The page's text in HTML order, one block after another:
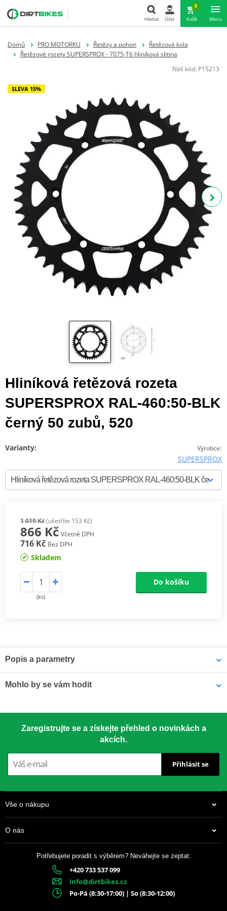
Hledat Účet
0
Košík Menu
Domů PRO MOTORKU Řetězy a pohon
Řetězová kola
Řetězové rozety SUPERSPROX - 7075-T6 hliníková slitina
Náš kód: P15213
SLEVA 15%
Hliníková řetězová rozeta
SUPERSPROX RAL-460:50-BLK
černý 50 zubů, 520
Výrobce:
SUPERSPROX
Varianty:
1 019 Kč(ušetříte 153 Kč)
866 Kč Včetně DPH
716 Kč Bez DPH
Skladem
(ks)
Do košíku
Popis a parametry
CNC přesnost– perfektní usazení
Speciální tvar zubů– delší životnost
Anodizovaný povrch– dlouhotrvající vzhled
Mohlo by se vám hodit
337 Kč
Skladem
Zaregistrujte se a získejte přehled o novinkách a
akcích.
Přihlásit se
Vše o nákupu
O nás
Potřebujete poradit s výběrem? Neváhejte se zeptat:
+420 733 537 099
info@dirtbikes.cz
Po-Pá (8:30-17:00) | So (8:30-12:00)